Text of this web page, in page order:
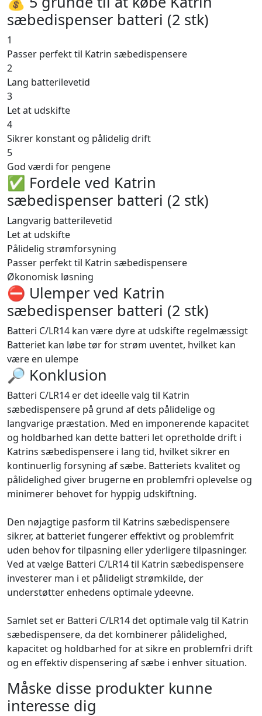
sæbedispenser batteri (2 stk)
1
Passer perfekt til Katrin sæbedispensere
2
Lang batterilevetid
3
Let at udskifte
4
Sikrer konstant og pålidelig drift
5
God værdi for pengene
✅ Fordele ved Katrin
sæbedispenser batteri (2 stk)
Langvarig batterilevetid
Let at udskifte
Pålidelig strømforsyning
Passer perfekt til Katrin sæbedispensere
Økonomisk løsning
⛔️ Ulemper ved Katrin
sæbedispenser batteri (2 stk)
Batteri C/LR14 kan være dyre at udskifte regelmæssigt
Batteriet kan løbe tør for strøm uventet, hvilket kan
være en ulempe
🔎 Konklusion
Batteri C/LR14 er det ideelle valg til Katrin
sæbedispensere på grund af dets pålidelige og
langvarige præstation. Med en imponerende kapacitet
og holdbarhed kan dette batteri let opretholde drift i
Katrins sæbedispensere i lang tid, hvilket sikrer en
kontinuerlig forsyning af sæbe. Batteriets kvalitet og
pålidelighed giver brugerne en problemfri oplevelse og
minimerer behovet for hyppig udskiftning.
Den nøjagtige pasform til Katrins sæbedispensere
sikrer, at batteriet fungerer effektivt og problemfrit
uden behov for tilpasning eller yderligere tilpasninger.
Ved at vælge Batteri C/LR14 til Katrin sæbedispensere
investerer man i et pålideligt strømkilde, der
understøtter enhedens optimale ydeevne.
Samlet set er Batteri C/LR14 det optimale valg til Katrin
sæbedispensere, da det kombinerer pålidelighed,
kapacitet og holdbarhed for at sikre en problemfri drift
og en effektiv dispensering af sæbe i enhver situation.
Måske disse produkter kunne
interesse dig